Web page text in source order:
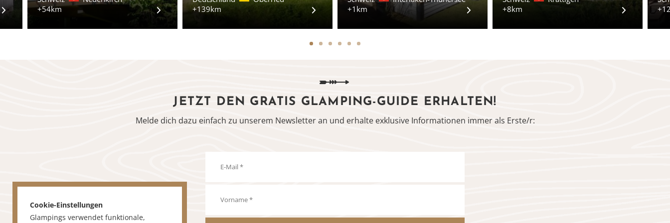
+54km
+139km
+1km
+8km
JETZT DEN GRATIS GLAMPING-GUIDE ERHALTEN!
Melde dich dazu einfach zu unserem Newsletter an und erhalte exklusive Informationen immer als Erste/r:
Cookie-Einstellungen
Glampings verwendet funktionale,